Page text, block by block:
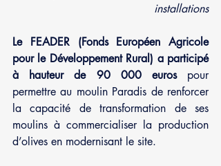
installations
Le FEADER (Fonds Européen Agricole
pour le Développement Rural) a participé
à hauteur de 90 000 euros pour
permettre au moulin Paradis de renforcer
la capacité de transformation de ses
moulins à commercialiser la production
d’olives en modernisant le site.